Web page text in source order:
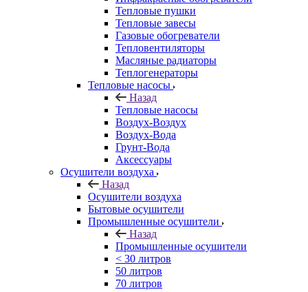
Тепловые пушки
Тепловые завесы
Газовые обогреватели
Тепловентиляторы
Масляные радиаторы
Теплогенераторы
Тепловые насосы
Назад
Тепловые насосы
Воздух-Воздух
Воздух-Вода
Грунт-Вода
Аксессуары
Осушители воздуха
Назад
Осушители воздуха
Бытовые осушители
Промышленные осушители
Назад
Промышленные осушители
< 30 литров
50 литров
70 литров